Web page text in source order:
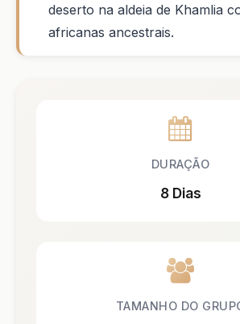
deserto na aldeia de Khamlia
africanas ancestrais.
DURAÇÃO
8 Dias
TAMANHO DO